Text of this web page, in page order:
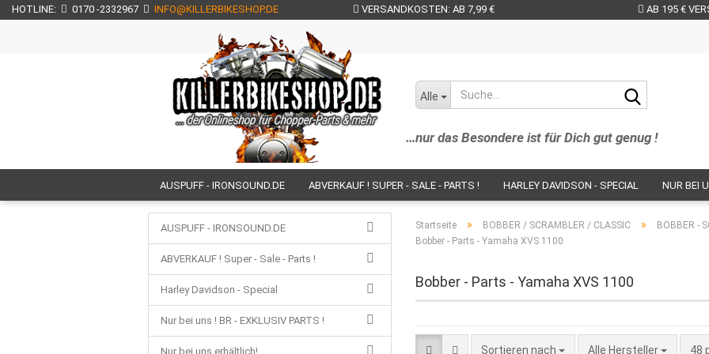
HOTLINE: 0170 -2332967 INFO@KILLERBIKESHOP.DE VERSANDKOSTEN: AB 7,99 € AB 195 €
…nur das Besondere ist für Dich gut genug !
Alle
AUSPUFF - IRONSOUND.DE ABVERKAUF ! SUPER - SALE - PARTS ! HARLEY DAVIDSON - SPECIAL NUR BEI
NUR BEI UNS ERHÄLTLICH! NEU BEI UNS IM SHOP!
HECKFENDER / SCHUTZBLECHE / FRONTFENDER / BUGSPOI. SÄTTEL / SITZBÄNKE / SITZSCHALEN / SOZIUS-
METALLPARTS // LENKER / RISER / SPIEGEL / BREMS- U. KUPPLUNGSHEBEL /
TOURING - PARTS / WINDSHIELDS / GEPÄCKTRÄGER / KOFFER UVM.
Startseite » BOBBER / SCRAMBLER / CLASSIC » BOBBER -
Bobber - Parts - Yamaha XVS 1100
Bobber - Parts - Yamaha XVS 1100
Sortieren nach
Sortieren nach Alle Hersteller 48
AUSPUFF - IRONSOUND.DE
ABVERKAUF ! Super - Sale - Parts !
Harley Davidson - Special
Nur bei uns ! BR - EXKLUSIV PARTS !
Nur bei uns erhältlich!